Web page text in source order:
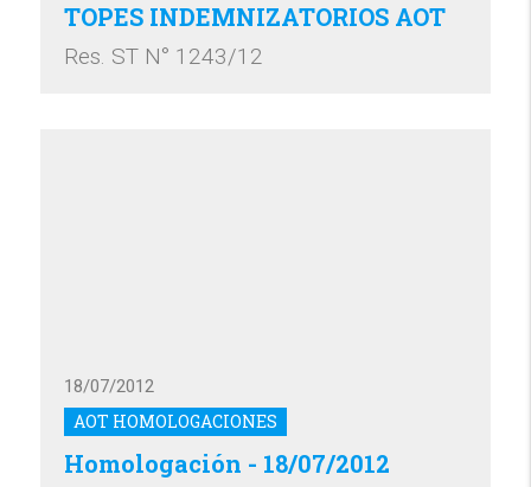
TOPES INDEMNIZATORIOS AOT
Res. ST N° 1243/12
AOT HOMOLOGACIONES
18/07/2012
Homologación - 18/07/2012